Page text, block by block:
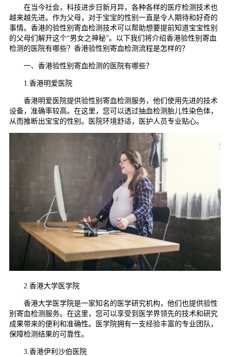
在当今社会，科技进步日新月异，各种各样的医疗检测技术也
越来越先进。作为父母，对于宝宝的性别一直是令人期待和好奇的
事情。香港的验性别寄血检测技术可以帮助想要提前知道宝宝性别
的父母们解开这个“男女之神秘”。以下我们将介绍香港验性别寄血
检测的医院有哪些？香港验性别寄血检测流程是怎样的？
一、香港验性别寄血检测的医院有哪些？
1.香港明爱医院
香港明爱医院提供验性别寄血检测服务，他们使用先进的技术
设备，准确率较高。在这里，您可以透过抽血检测胎儿性染色体，
从而推断出宝宝的性别。医院环境舒适，医护人员专业贴心。
2.香港大学医学院
香港大学医学院是一家知名的医学研究机构，他们也提供验性
别寄血检测服务。在这里，您可以享受到医学界领先的技术和研究
成果带来的便利和准确性。医学院拥有一支经验丰富的专业团队，
保障检测结果的可靠性。
3.香港伊利沙伯医院